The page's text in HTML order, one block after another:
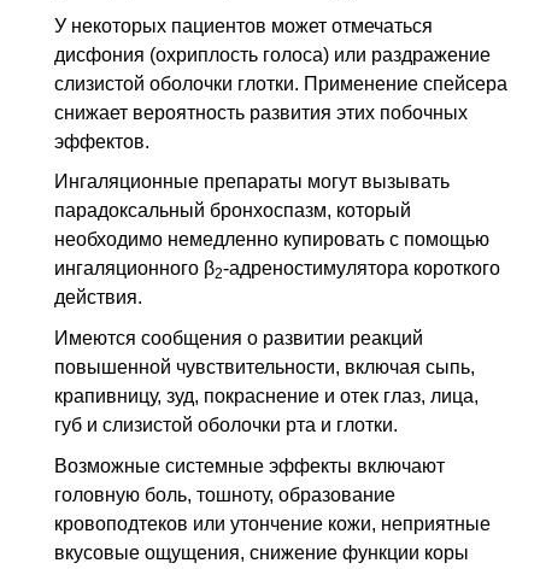
У некоторых пациентов может отмечаться
дисфония (охриплость голоса) или раздражение
слизистой оболочки глотки. Применение спейсера
снижает вероятность развития этих побочных
эффектов.
Ингаляционные препараты могут вызывать
парадоксальный бронхоспазм, который
необходимо немедленно купировать с помощью
ингаляционного β2-адреностимулятора короткого
действия.
Имеются сообщения о развитии реакций
повышенной чувствительности, включая сыпь,
крапивницу, зуд, покраснение и отек глаз, лица,
губ и слизистой оболочки рта и глотки.
Возможные системные эффекты включают
головную боль, тошноту, образование
кровоподтеков или утончение кожи, неприятные
вкусовые ощущения, снижение функции коры